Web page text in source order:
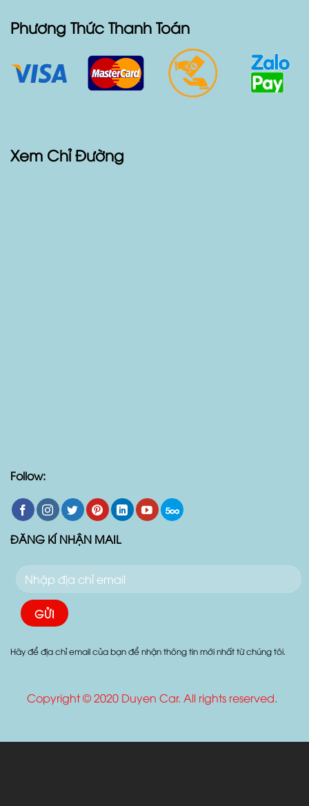
Phương Thức Thanh Toán
Xem Chỉ Đường
Follow:
ĐĂNG KÍ NHẬN MAIL
Hãy để địa chỉ email của bạn để nhận thông tin mới nhất từ chúng tôi.
Copyright © 2020 Duyen Car. All rights reserved.